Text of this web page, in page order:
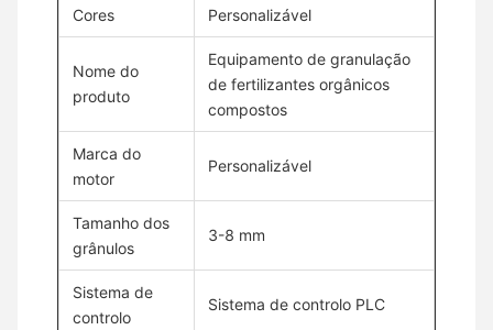
Cores Personalizável
Nome do
produto
Equipamento de granulação
de fertilizantes orgânicos
compostos
Marca do
motor
Personalizável
Tamanho dos
grânulos
3-8 mm
Sistema de
controlo
Sistema de controlo PLC